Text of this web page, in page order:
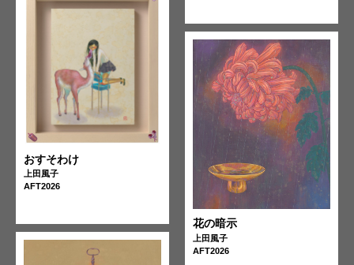
おすそわけ
上田風子
AFT2026
花の暗示
上田風子
AFT2026